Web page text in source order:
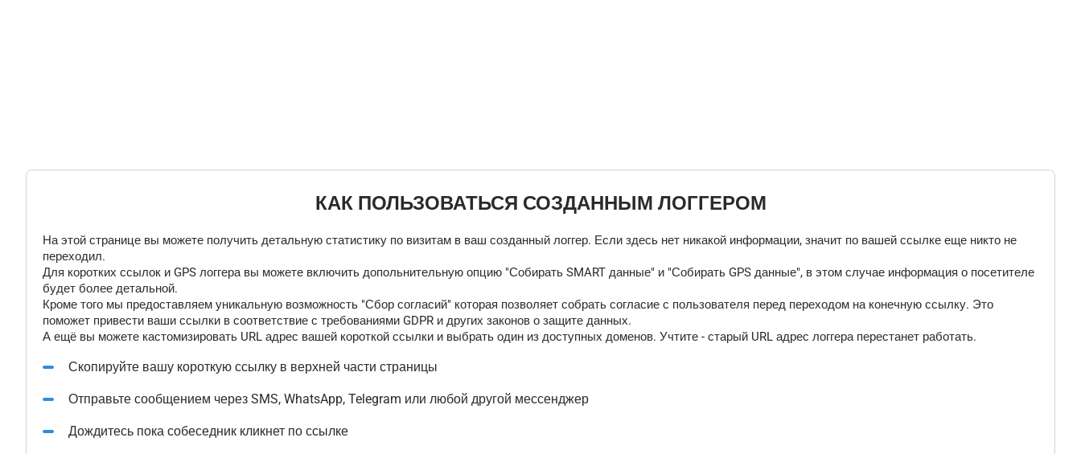
КАК ПОЛЬЗОВАТЬСЯ СОЗДАННЫМ ЛОГГЕРОМ
На этой странице вы можете получить детальную статистику по визитам в ваш созданный логгер. Если здесь нет никакой информации, значит по вашей ссылке еще никто не
переходил.
Для коротких ссылок и GPS логгера вы можете включить допольнительную опцию "Собирать SMART данные" и "Собирать GPS данные", в этом случае информация о посетителе
будет более детальной.
Кроме того мы предоставляем уникальную возможность "Сбор согласий" которая позволяет собрать согласие с пользователя перед переходом на конечную ссылку. Это
поможет привести ваши ссылки в соответствие с требованиями GDPR и других законов о защите данных.
А ещё вы можете кастомизировать URL адрес вашей короткой ссылки и выбрать один из доступных доменов. Учтите - старый URL адрес логгера перестанет работать.
Скопируйте вашу короткую ссылку в верхней части страницы
Отправьте сообщением через SMS, WhatsApp, Telegram или любой другой мессенджер
Дождитесь пока собеседник кликнет по ссылке